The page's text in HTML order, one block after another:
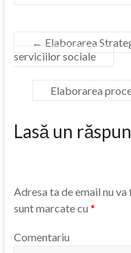
← Elaborarea
serviciilor sociale
Elaborarea
Lasă un
Adresa ta de email nu
sunt marcate cu *
Comentariu